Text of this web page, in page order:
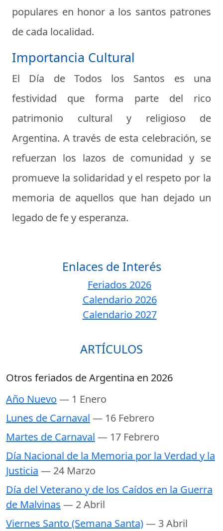
populares en honor a los santos patrones
de cada localidad.
Importancia Cultural
El Día de Todos los Santos es una
festividad que forma parte del rico
patrimonio cultural y religioso de
Argentina. A través de esta celebración, se
refuerzan los lazos de comunidad y se
promueve la solidaridad y el respeto por la
memoria de aquellos que han dejado un
legado de fe y esperanza.
Enlaces de Interés
Feriados 2026
Calendario 2026
Calendario 2027
ARTÍCULOS
Otros feriados de Argentina en 2026
Año Nuevo — 1 Enero
Lunes de Carnaval — 16 Febrero
Martes de Carnaval — 17 Febrero
Día Nacional de la Memoria por la Verdad y la
Justicia — 24 Marzo
Día del Veterano y de los Caídos en la Guerra
de Malvinas — 2 Abril
Viernes Santo (Semana Santa)— 3 Abril